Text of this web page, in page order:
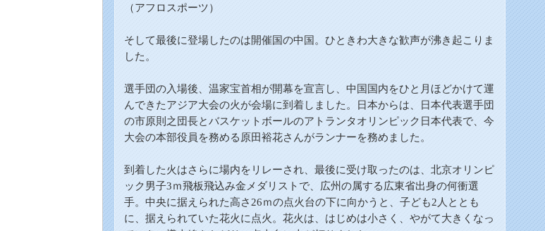
（アフロスポーツ）
そして最後に登場したのは開催国の中国。ひときわ大きな歓声が沸き起こりま
した。
選手団の入場後、温家宝首相が開幕を宣言し、中国国内をひと月ほどかけて運
んできたアジア大会の火が会場に到着しました。日本からは、
日本代表選手団
の市原則之団長とバスケットボールのアトランタオリンピック日本代表で、今
大会の本部役員を務める原田裕花さんがランナーを務めました。
到着した火はさらに場内をリレーされ、最後に受け取ったのは、北京オリンピ
ック男子3ｍ飛板飛込み金メダリストで、広州の属する広東省出身の何衝選
手。中央に据えられた高さ26ｍの点火台の下に向かうと、子ども2 人ととも
に、据えられていた花火に点火。花火は、はじめは小さく、やがて大きくなっ